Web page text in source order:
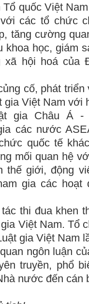
quốc Việt
các tổ chức
tăng cường
khoa học, giám
xã hội hoá của
cố, phát
Việt Nam với
gia Châu Á -
các nước
quốc tế
mối quan hệ
thế giới, động
gia các hoạt
thi đua khen
Việt Nam. Tổ
gia Việt Nam
ngôn luận
truyền, phổ
nước đến cán